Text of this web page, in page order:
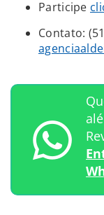
Participe
Contato: